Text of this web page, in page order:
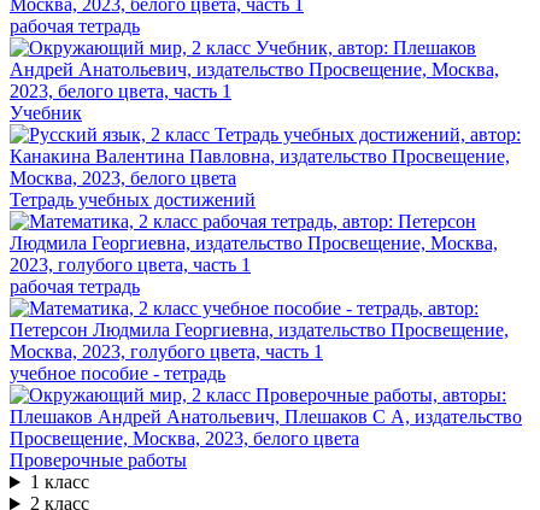
рабочая тетрадь
Учебник
Тетрадь учебных достижений
рабочая тетрадь
учебное пособие - тетрадь
Проверочные работы
1 класс
2 класс